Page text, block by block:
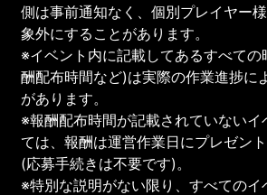
側は事前通知なく、個別プレイヤー
象外にすることがあります。
※イベント内に記載してあるすべての
酬配布時間など)は実際の作業進捗に
があります。
※報酬配布時間が記載されていないイ
ては、報酬は運営作業日にプレゼン
(応募手続きは不要です)。
※特別な説明がない限り、すべてのイ